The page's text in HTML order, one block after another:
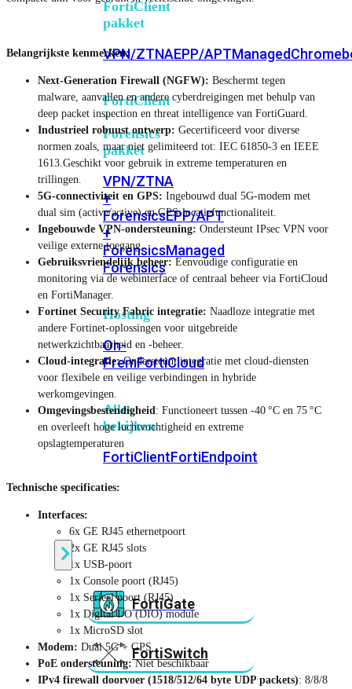
FortiClient
pakket
VPN/ZTNAEPP/APTManaged
FortiClient
+
Forensics
pakket
VPN/ZTNA
+
ForensicsEPP/APT
+
ForensicsManaged
Forensics
Hosting
On-
PremFortiCloud
Alles
bekijken
FortiClientFortiEndpoint
Fabric
Producten
FortiGate
FortiSwitch
Belangrijkste kenmerken:
Next-Generation Firewall (NGFW): Beschermt tegen
malware, aanvallen en andere cyberdreigingen met behulp van
deep packet inspection en threat intelligence van FortiGuard.
Industrieel robuust ontwerp: Gecertificeerd voor diverse
normen zoals, maar niet gelimiteerd tot: IEC 61850-3 en IEEE
1613.Geschikt voor gebruik in extreme temperaturen en
trillingen.
5G-connectiviteit en GPS: Ingebouwd dual 5G-modem met
dual sim (active/active) en GPS-locatiefunctionaliteit.
Ingebouwde VPN-ondersteuning: Ondersteunt IPsec VPN voor
veilige externe toegang.
Gebruiksvriendelijk beheer: Eenvoudige configuratie en
monitoring via de webinterface of centraal beheer via FortiCloud
en FortiManager.
Fortinet Security Fabric integratie: Naadloze integratie met
andere Fortinet-oplossingen voor uitgebreide
netwerkzichtbaarheid en -beheer.
Cloud-integratie:Ondersteunt integratie met cloud-diensten
voor flexibele en veilige verbindingen in hybride
werkomgevingen.
Omgevingsbestendigheid : Functioneert tussen ‑40 °C en 75 °C
en overleeft hoge luchtvochtigheid en extreme
opslagtemperaturen
Technische specificaties:
Interfaces:
6x GE RJ45 ethernetpoort
2x GE RJ45 slots
1x USB-poort
1x Console poort (RJ45)
1x Serieel poort (RJ45)
1x Digital I/O (DIO) module
1x MicroSD slot
Modem: Dual 5G + GPS
PoE ondersteuning:Niet beschikbaar
IPv4 firewall doorvoer (1518/512/64 byte UDP packets): 8/8/8